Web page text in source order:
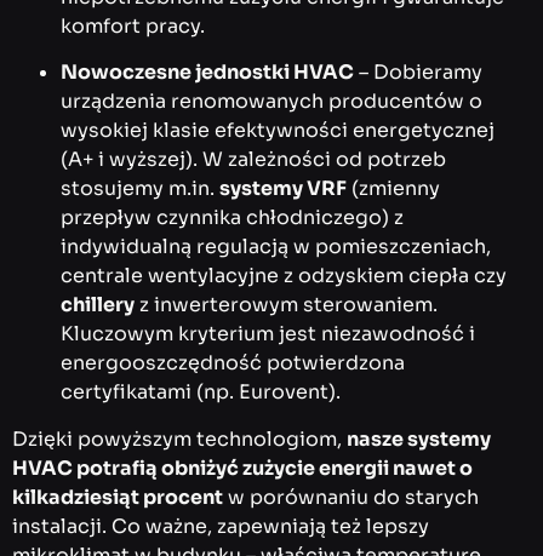
komfort pracy.
Nowoczesne jednostki HVAC– Dobieramy
urządzenia renomowanych producentów o
wysokiej klasie efektywności energetycznej
(A+ i wyższej). W zależności od potrzeb
stosujemy m.in. systemy VRF (zmienny
przepływ czynnika chłodniczego) z
indywidualną regulacją w pomieszczeniach,
centrale wentylacyjne z odzyskiem ciepła czy
chillery z inwerterowym sterowaniem.
Kluczowym kryterium jest niezawodność i
energooszczędność potwierdzona
certyfikatami (np. Eurovent).
Dzięki powyższym technologiom, nasze systemy
HVAC potrafią obniżyć zużycie energii nawet o
kilkadziesiąt procentw porównaniu do starych
instalacji. Co ważne, zapewniają też lepszy